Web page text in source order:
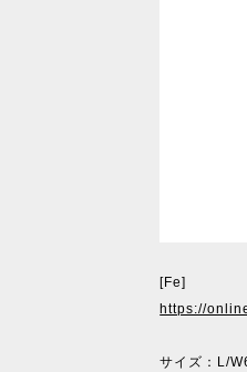
[Fe]
https://
サイズ：L/